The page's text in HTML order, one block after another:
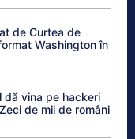
de Curtea de
Washington în
dă vina pe hackeri
de mii de români